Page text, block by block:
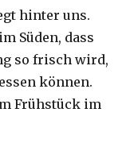
hinter uns.
Süden, dass
so frisch wird,
können.
Frühstück im